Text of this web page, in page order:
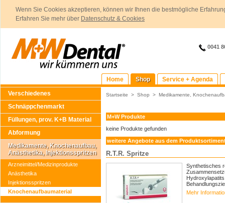
Wenn Sie Cookies akzeptieren, können wir Ihnen die bestmögliche
Erfahren Sie mehr über Datenschutz & Cookies
0041
Home Shop
Service + Agenda
Verschiedenes
Schnäppchenmarkt
Füllungen, prov. K+B Material
Abformung
Medikamente, Knochenaufbau,
Anästhetika, Injektionsspritzen
Arzneimittel/Medizinprodukte
Anästhetika
Injektionsspritzen
Knochenaufbaumaterial
Startseite > Shop > Medikamente,
M+W Produkte
keine Produkte gefunden
weitere Angebote aus dem
R.T.R. Spritze
Synthetisches
Mehr